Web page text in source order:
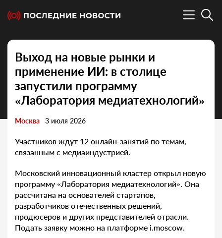
Выход на новые рынки и
применение ИИ: в столице
запустили программу
«Лаборатория медиатехнологий»
Москва 3 июля 2026
Участников ждут 12 онлайн-занятий по темам,
связанным с медиаиндустрией.
Московский инновационный кластер открыл новую
программу «Лаборатория медиатехнологий». Она
рассчитана на основателей стартапов,
разработчиков отечественных решений,
продюсеров и других представителей отрасли.
Подать заявку можно на платформе i.moscow.